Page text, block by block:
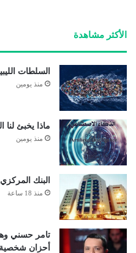
الأكثر مشاهدة
السلطات الليبية تنقذ 29
منذ يومين
ماذا يخبئ لنا
منذ يومين
البنك
منذ 18 ساعة
تامر حسني
أحزان شخصية